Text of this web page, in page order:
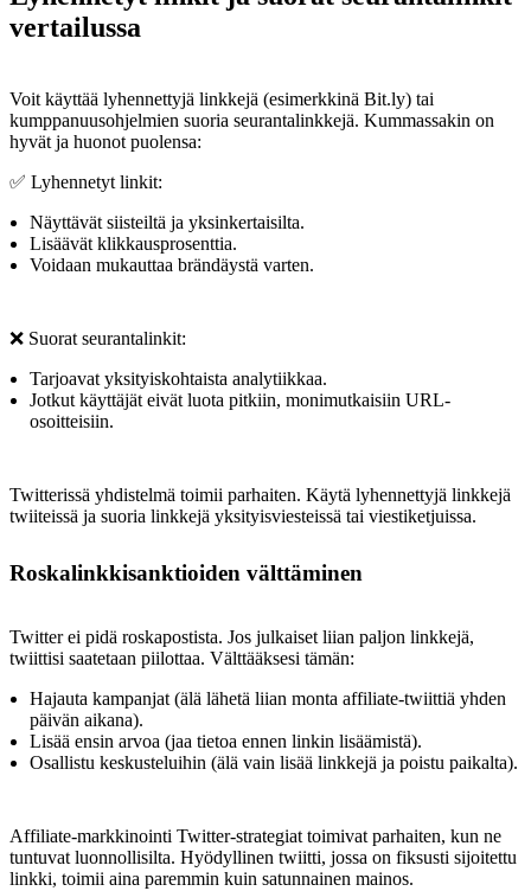
vertailussa
Voit käyttää lyhennettyjä linkkejä (esimerkkinä Bit.ly) tai
kumppanuusohjelmien suoria seurantalinkkejä. Kummassakin on
hyvät ja huonot puolensa:
✅ Lyhennetyt linkit:
Näyttävät siisteiltä ja yksinkertaisilta.
Lisäävät klikkausprosenttia.
Voidaan mukauttaa brändäystä varten.
❌ Suorat seurantalinkit:
Tarjoavat yksityiskohtaista analytiikkaa.
Jotkut käyttäjät eivät luota pitkiin, monimutkaisiin URL-
osoitteisiin.
Twitterissä yhdistelmä toimii parhaiten. Käytä lyhennettyjä linkkejä
twiiteissä ja suoria linkkejä yksityisviesteissä tai viestiketjuissa.
Roskalinkkisanktioiden välttäminen
Twitter ei pidä roskapostista. Jos julkaiset liian paljon linkkejä,
twiittisi saatetaan piilottaa. Välttääksesi tämän:
Hajauta kampanjat (älä lähetä liian monta affiliate-twiittiä yhden
päivän aikana).
Lisää ensin arvoa (jaa tietoa ennen linkin lisäämistä).
Osallistu keskusteluihin (älä vain lisää linkkejä ja poistu paikalta).
Affiliate-markkinointi Twitter-strategiat toimivat parhaiten, kun ne
tuntuvat luonnollisilta. Hyödyllinen twiitti, jossa on fiksusti sijoitettu
linkki, toimii aina paremmin kuin satunnainen mainos.